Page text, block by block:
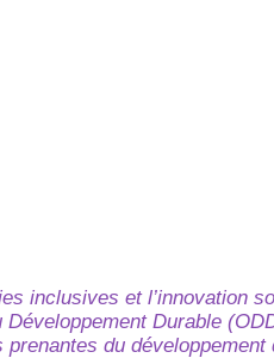
inclusives et l’innovation
Durable
du développement